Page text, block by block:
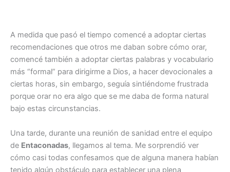
A medida que pasó el tiempo comencé a adoptar ciertas
recomendaciones que otros me daban sobre cómo orar,
comencé también a adoptar ciertas palabras y vocabulario
más “formal” para dirigirme a Dios, a hacer devocionales a
ciertas horas, sin embargo, seguía sintiéndome frustrada
porque orar no era algo que se me daba de forma natural
bajo estas circunstancias.
Una tarde, durante una reunión de sanidad entre el equipo
de Entaconadas, llegamos al tema. Me sorprendió ver
cómo casi todas confesamos que de alguna manera habían
tenido algún obstáculo para establecer una plena